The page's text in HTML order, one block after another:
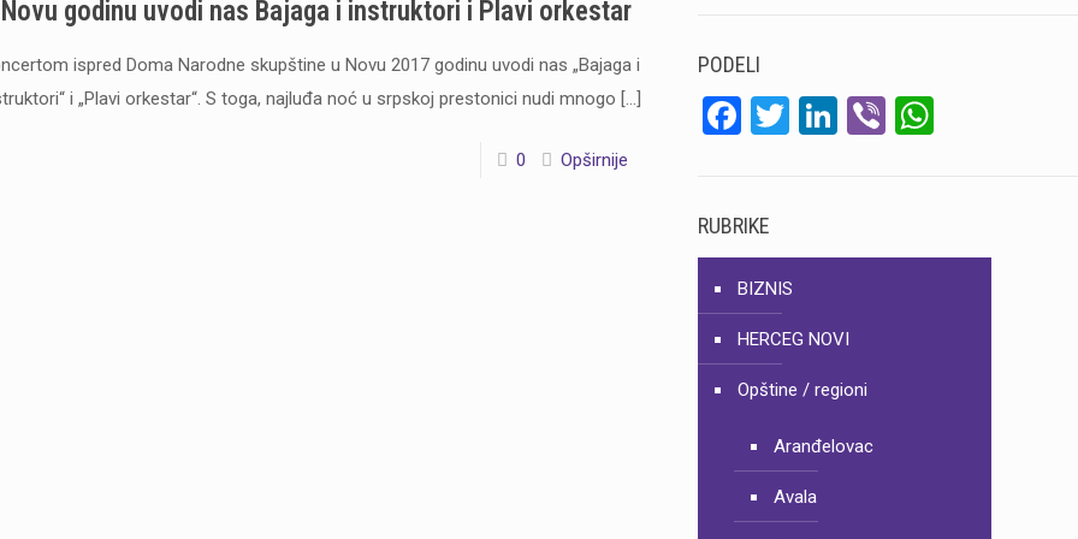
godinu uvodi nas Bajaga i instruktori i Plavi orkestar
ispred Doma Narodne skupštine u Novu 2017 godinu uvodi nas „Bajaga i
i „Plavi orkestar“. S toga, najluđa noć u srpskoj prestonici nudi mnogo […]
0 Opširnije
PODELI
Facebook
Twitter
LinkedIn
Viber
RUBRIKE
BIZNIS
HERCEG NOVI
Opštine / regioni
Aranđelovac
Avala